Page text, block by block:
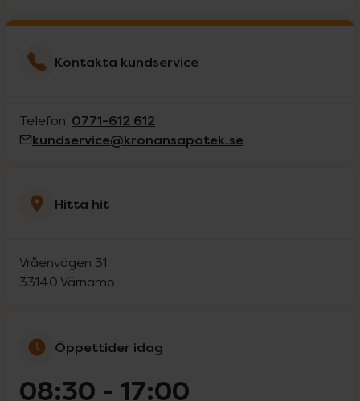
Kontakta kundservice
Telefon: 0771-612 612
kundservice@kronansapotek.se
Hitta hit
Vråenvägen 31
33140 Värnamo
Öppettider idag
08:30 - 17:00